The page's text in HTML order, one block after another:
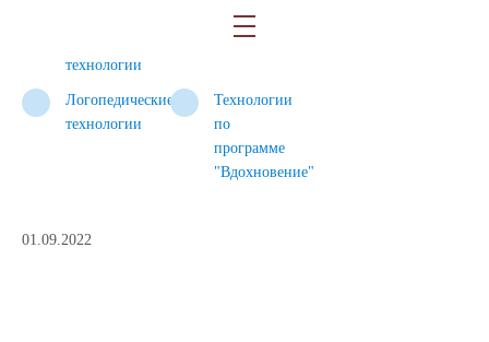
технологии
Игровые
технологии
Логопедические
технологии
Технологии
по
программе
"Вдохновение"
01.09.2022